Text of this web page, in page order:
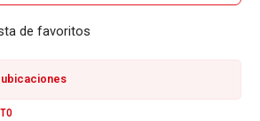
de favoritos